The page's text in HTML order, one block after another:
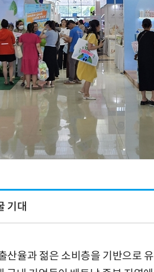
기대
산율과 젊은 소비층을 기반으로